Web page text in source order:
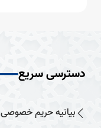
دسترسی سریع
بیانیه حریم خصوصی